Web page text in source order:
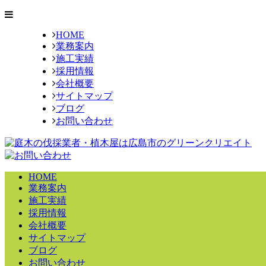
HOME
業務案内
施工実績
採用情報
会社概要
サイトマップ
ブログ
お問い合わせ
HOME
業務案内
施工実績
採用情報
会社概要
サイトマップ
ブログ
お問い合わせ